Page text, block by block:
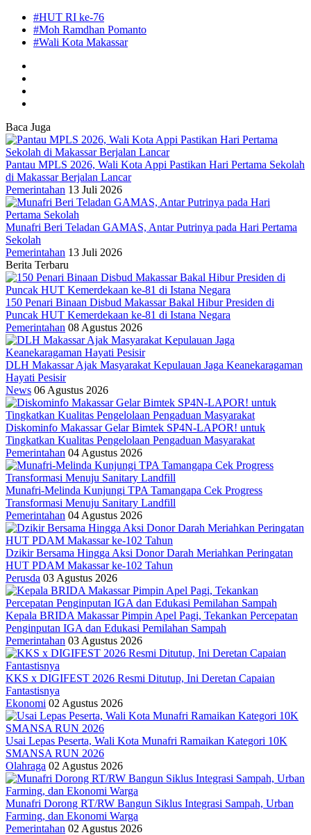
#HUT RI ke-76
#Moh Ramdhan Pomanto
#Wali Kota Makassar
Baca Juga
Pantau MPLS 2026, Wali Kota Appi Pastikan Hari Pertama Sekolah
di Makassar Berjalan Lancar
Pemerintahan 13 Juli 2026
Munafri Beri Teladan GAMAS, Antar Putrinya pada Hari Pertama
Sekolah
Pemerintahan 13 Juli 2026
Berita Terbaru
150 Penari Binaan Disbud Makassar Bakal Hibur Presiden di
Puncak HUT Kemerdekaan ke-81 di Istana Negara
Pemerintahan 08 Agustus 2026
DLH Makassar Ajak Masyarakat Kepulauan Jaga Keanekaragaman
Hayati Pesisir
News 06 Agustus 2026
Diskominfo Makassar Gelar Bimtek SP4N-LAPOR! untuk
Tingkatkan Kualitas Pengelolaan Pengaduan Masyarakat
Pemerintahan 04 Agustus 2026
Munafri-Melinda Kunjungi TPA Tamangapa Cek Progress
Transformasi Menuju Sanitary Landfill
Pemerintahan 04 Agustus 2026
Dzikir Bersama Hingga Aksi Donor Darah Meriahkan Peringatan
HUT PDAM Makassar ke-102 Tahun
Perusda 03 Agustus 2026
Kepala BRIDA Makassar Pimpin Apel Pagi, Tekankan Percepatan
Penginputan IGA dan Edukasi Pemilahan Sampah
Pemerintahan 03 Agustus 2026
KKS x DIGIFEST 2026 Resmi Ditutup, Ini Deretan Capaian
Fantastisnya
Ekonomi 02 Agustus 2026
Usai Lepas Peserta, Wali Kota Munafri Ramaikan Kategori 10K
SMANSA RUN 2026
Olahraga 02 Agustus 2026
Munafri Dorong RT/RW Bangun Siklus Integrasi Sampah, Urban
Farming, dan Ekonomi Warga
Pemerintahan 02 Agustus 2026